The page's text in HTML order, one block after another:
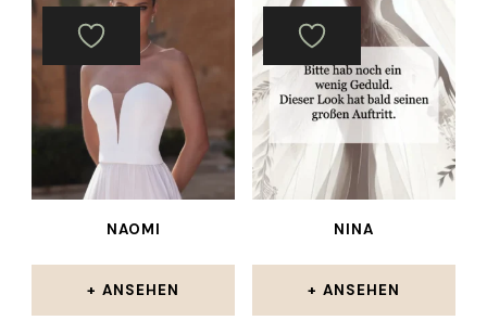
NAOMI
ANSEHEN
NINA
ANSEHEN